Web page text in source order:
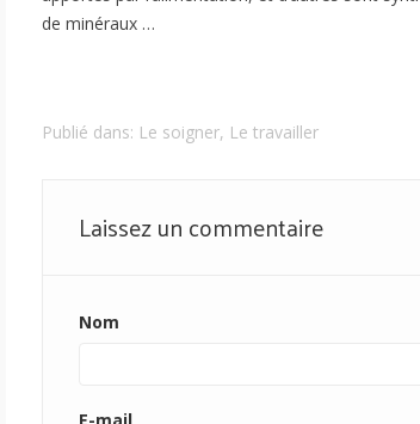
de minéraux …
Publié dans: Le soigner, Le travailler
Laissez un commentaire
Nom